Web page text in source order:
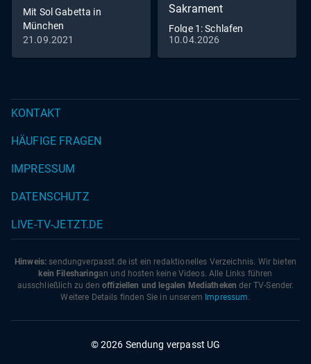
Mit Sol Gabetta in
München
21.09.2021
Sakrament
Folge 1: Schlafen
10.04.2026
KONTAKT
HÄUFIGE FRAGEN
IMPRESSUM
DATENSCHUTZ
LIVE-TV-JETZT.DE
Hinweis: sendungverpasst.de ist ein redaktionelles Verzeichnis. Wir bieten
kein Filesharingan und hosten keine Videos. Alle Links führen
ausschließlich zu den offiziellen und legalen Mediatheken der TV-Sender.
Weitere Details finden Sie in unserem Impressum.
© 2026 Sendung verpasst UG